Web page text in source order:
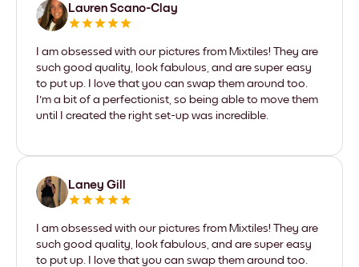
Lauren Scano-Clay
I am obsessed with our pictures from Mixtiles! They are
such good quality, look fabulous, and are super easy
to put up. I love that you can swap them around too.
I'm a bit of a perfectionist, so being able to move them
until I created the right set-up was incredible.
Laney Gill
I am obsessed with our pictures from Mixtiles! They are
such good quality, look fabulous, and are super easy
to put up. I love that you can swap them around too.